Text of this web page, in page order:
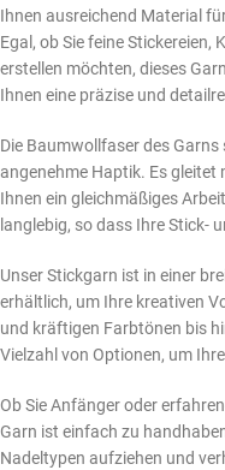
Ihnen ausreichend Material
Egal, ob Sie feine
erstellen möchten, dieses
Ihnen eine präzise und
Die Baumwollfaser des
angenehme Haptik. Es
Ihnen ein gleichmäßiges
langlebig, so dass Ihre Stick-
Unser Stickgarn ist in einer
erhältlich, um Ihre kreativen
und kräftigen Farbtönen bis
Vielzahl von Optionen, um
Ob Sie Anfänger oder
Garn ist einfach zu
Nadeltypen aufziehen und